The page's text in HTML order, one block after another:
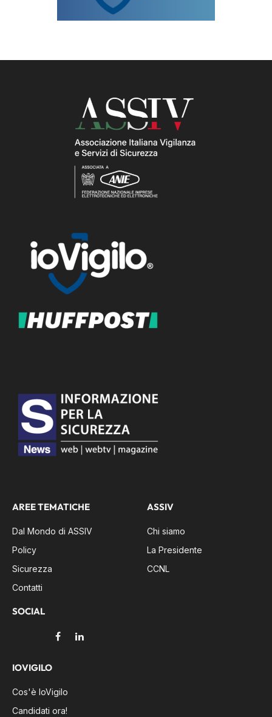
AREE TEMATICHE
Dal Mondo di ASSIV
Policy
Sicurezza
Contatti
SOCIAL
FacebookLinkedIn
ASSIV
Chi siamo
La Presidente
CCNL
IOVIGILO
Cos'è IoVigilo
Candidati ora!